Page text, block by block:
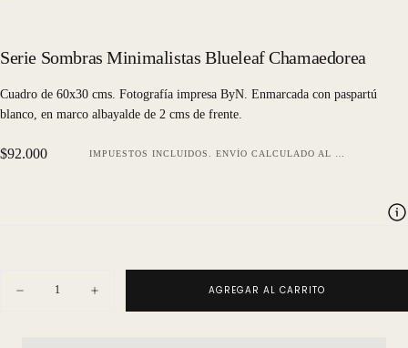
Serie Sombras Minimalistas Blueleaf Chamaedorea
Cuadro de 60x30 cms. Fotografía impresa ByN. Enmarcada con paspartú
blanco, en marco albayalde de 2 cms de frente.
Precio
$92.000 IMPUESTOS INCLUIDOS. ENVÍO CALCULADO AL FINALIZAR LA COMPRA.
Disminuir
Aumentar
cantidad
AGREGAR AL CARRITO